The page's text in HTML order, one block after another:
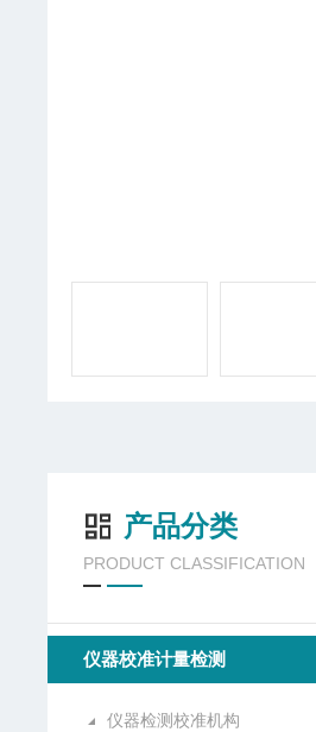
产品分类
PRODUCT CLASSIFICATION
仪器校准计量检测
仪器检测校准机构